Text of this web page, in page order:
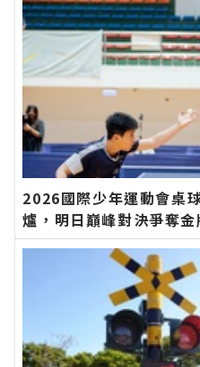
2026國際少年運動會桌
爐，明日巔峰對決爭奪
方網站各類新聞－最快